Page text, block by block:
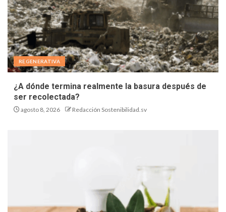
REGENERATIVA
¿A dónde termina realmente la basura después de
ser recolectada?
agosto 8, 2026 Redacción Sostenibilidad.sv